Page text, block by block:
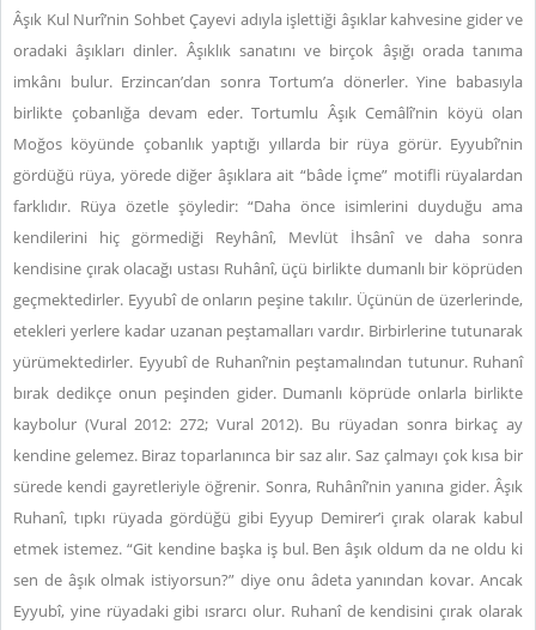
Âşık Kul Nurî’nin Sohbet Çayevi adıyla işlettiği âşıklar kahvesine gider ve
oradaki âşıkları dinler. Âşıklık sanatını ve birçok âşığı orada tanıma
imkânı bulur. Erzincan’dan sonra Tortum’a dönerler. Yine babasıyla
birlikte çobanlığa devam eder. Tortumlu Âşık Cemâlî’nin köyü olan
Moğos köyünde çobanlık yaptığı yıllarda bir rüya görür. Eyyubî’nin
gördüğü rüya, yörede diğer âşıklara ait “bâde İçme” motifli rüyalardan
farklıdır. Rüya özetle şöyledir: “Daha önce isimlerini duyduğu ama
kendilerini hiç görmediği Reyhânî, Mevlüt İhsânî ve daha sonra
kendisine çırak olacağı ustası Ruhânî, üçü birlikte dumanlı bir köprüden
geçmektedirler. Eyyubî de onların peşine takılır. Üçünün de üzerlerinde,
etekleri yerlere kadar uzanan peştamalları vardır. Birbirlerine tutunarak
yürümektedirler. Eyyubî de Ruhanî’nin peştamalından tutunur. Ruhanî
bırak dedikçe onun peşinden gider. Dumanlı köprüde onlarla birlikte
kaybolur (Vural 2012: 272; Vural 2012). Bu rüyadan sonra birkaç ay
kendine gelemez. Biraz toparlanınca bir saz alır. Saz çalmayı çok kısa bir
sürede kendi gayretleriyle öğrenir. Sonra, Ruhânî’nin yanına gider. Âşık
Ruhanî, tıpkı rüyada gördüğü gibi Eyyup Demirer’i çırak olarak kabul
etmek istemez. “Git kendine başka iş bul. Ben âşık oldum da ne oldu ki
sen de âşık olmak istiyorsun?” diye onu âdeta yanından kovar. Ancak
Eyyubî, yine rüyadaki gibi ısrarcı olur. Ruhanî de kendisini çırak olarak